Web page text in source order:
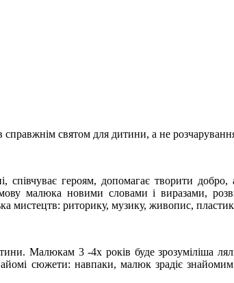
справжнім святом для дитини, а не
героям, допомагає творити добро,
малюка новими словами і виразами,
мистецтв: риторику, музику, живопис,
Малюкам 3 -4х років буде зрозуміліша
сюжети: навпаки, малюк зрадіє